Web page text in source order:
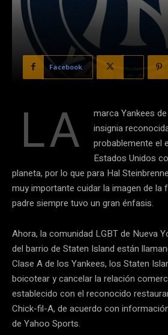
Facebook
LA
marca Yankees
insignia
probablemente el
Estados Unidos
planeta, por lo que para Hal
muy importante cuidar la imagen de la
padre siempre tuvo un gran énfasis.
Ahora, la comunidad LGBT de Nueva
del barrio de Staten Island están
Clase A de los Yankees, los Staten
boicotear y cancelar la relación
establecido con el reconocido
Chick-fil-A, de acuerdo con
de Yahoo Sports.